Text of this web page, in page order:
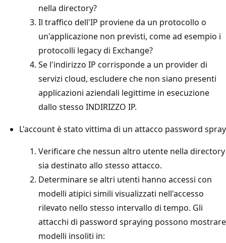
nella directory?
Il traffico dell'IP proviene da un protocollo o
un'applicazione non previsti, come ad esempio i
protocolli legacy di Exchange?
Se l'indirizzo IP corrisponde a un provider di
servizi cloud, escludere che non siano presenti
applicazioni aziendali legittime in esecuzione
dallo stesso INDIRIZZO IP.
L'account è stato vittima di un attacco password spray
Verificare che nessun altro utente nella directory
sia destinato allo stesso attacco.
Determinare se altri utenti hanno accessi con
modelli atipici simili visualizzati nell'accesso
rilevato nello stesso intervallo di tempo. Gli
attacchi di password spraying possono mostrare
modelli insoliti in: